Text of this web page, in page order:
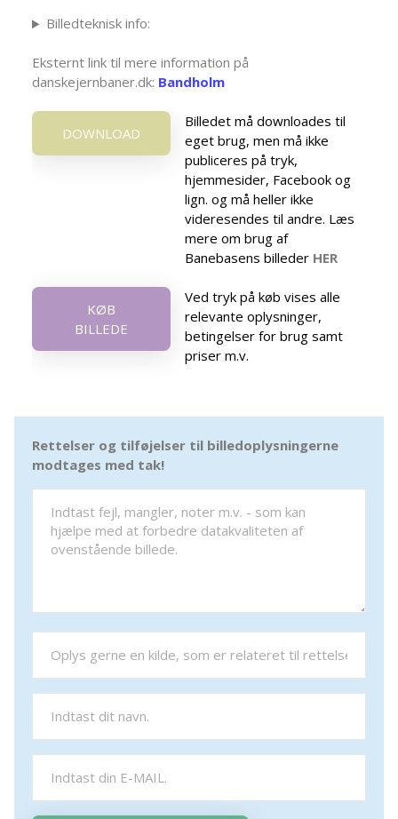
Billedteknisk info:
Eksternt link til mere information på
danskejernbaner.dk: Bandholm
DOWNLOAD
Billedet må downloades til
eget brug, men må ikke
publiceres på tryk,
hjemmesider, Facebook og
lign. og må heller ikke
videresendes til andre. Læs
mere om brug af
Banebasens billeder HER
KØB
BILLEDE
Ved tryk på køb vises alle
relevante oplysninger,
betingelser for brug samt
priser m.v.
Rettelser og tilføjelser til billedoplysningerne
modtages med tak!